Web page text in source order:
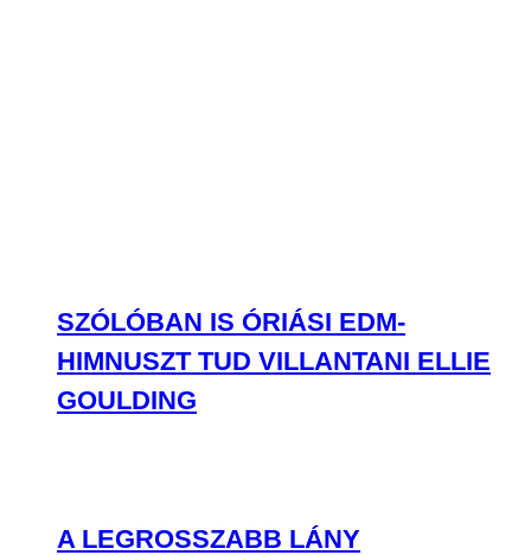
SZÓLÓBAN IS ÓRIÁSI EDM-
HIMNUSZT TUD VILLANTANI ELLIE
GOULDING
A LEGROSSZABB LÁNY